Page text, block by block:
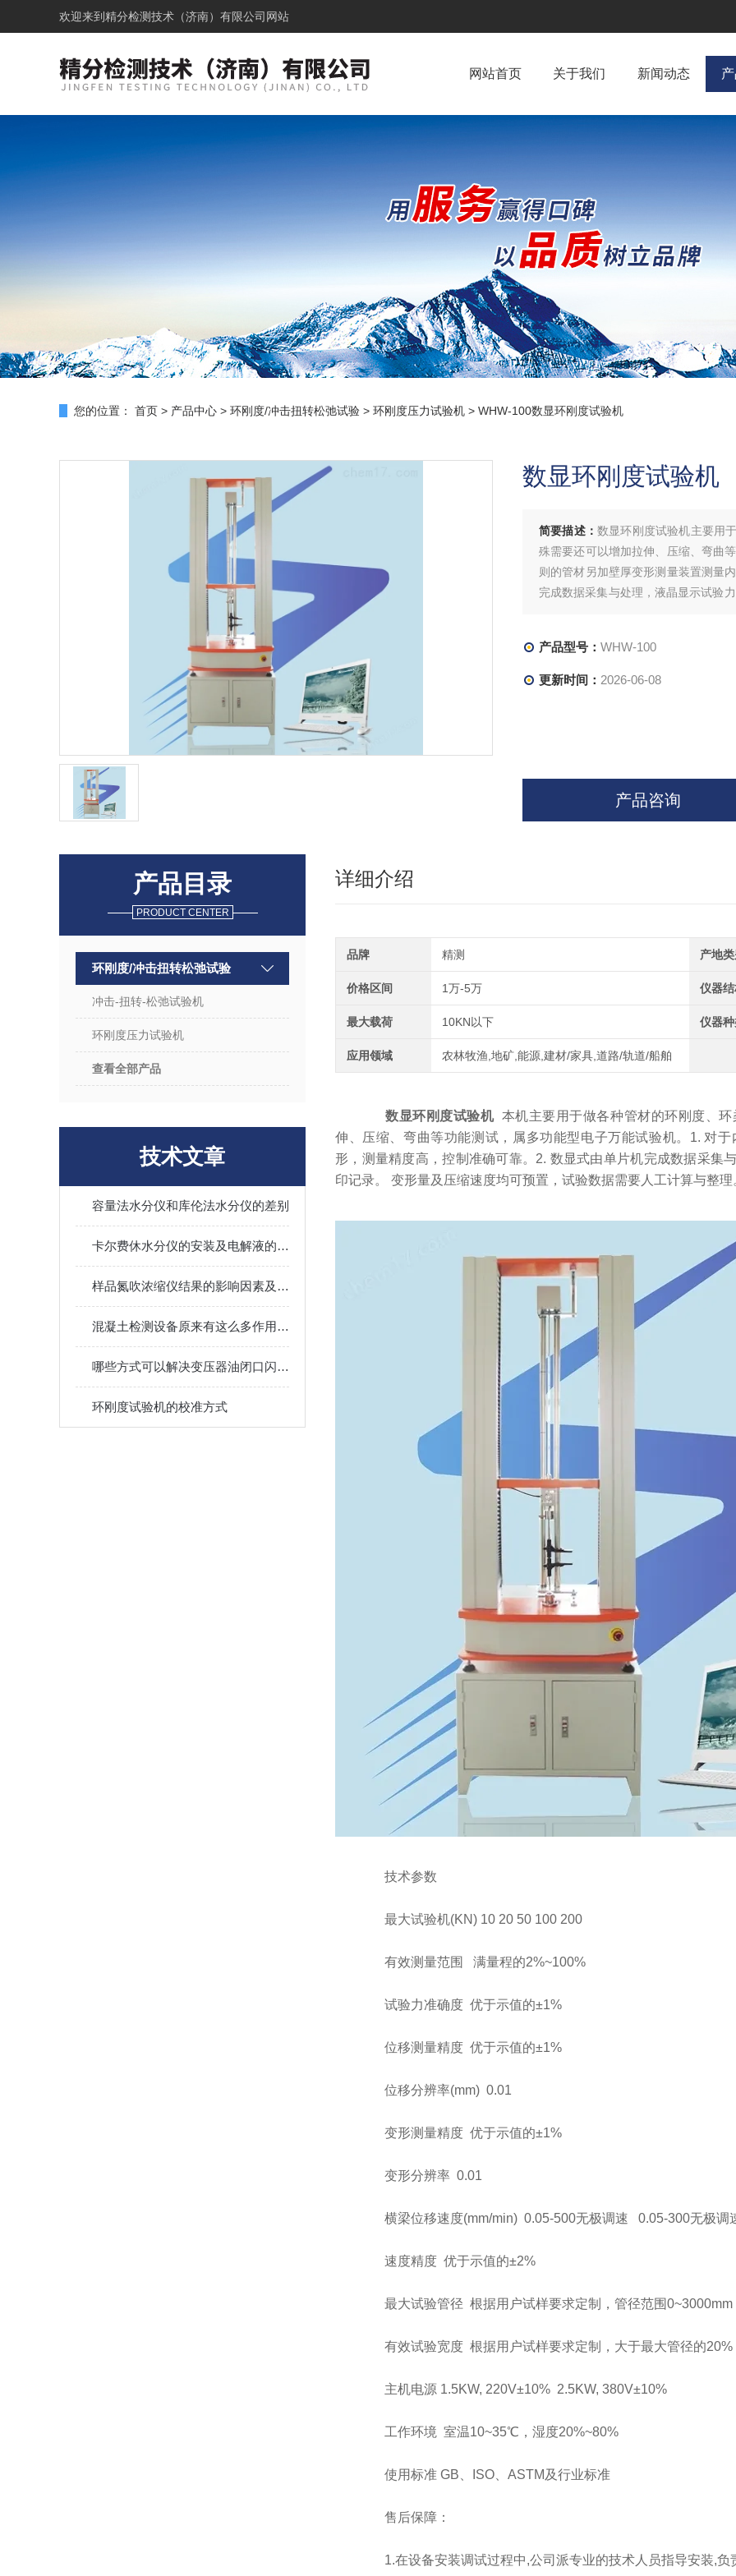
欢迎来到 精分检测技术（济南）有限公司网站
网站首页 关于我们 新闻动态
您的位置： 首页 > 产品中心 > 环刚度/冲击扭转松弛试验 > 环刚度压力试验机 > WHW-100数显环刚度试验机
数显环刚度试验机
简要描述： 数显环刚度试验机主要用
殊需要还可以增加拉伸、压缩、弯曲
则的管材另加壁厚变形测量装置测量
完成数据采集与处理，液晶显示试验
产品型号： WHW-100
更新时间： 2026-06-08
产品咨询
产品目录
PRODUCT CENTER
环刚度/冲击扭转松弛试验
冲击-扭转-松弛试验机
环刚度压力试验机
查看全部产品
技术文章
容量法水分仪和库伦法水分仪的差别
卡尔费休水分仪的安装及电解液的注意事项
样品氮吹浓缩仪结果的影响因素及其调控
混凝土检测设备原来有这么多作用值得我们选择
哪些方式可以解决变压器油闭口闪点测定仪的故障
环刚度试验机的校准方式
详细介绍
品牌 精测 产地
价格区间 1万-5万 仪器
最大载荷 10KN以下 仪器
应用领域 农林牧渔,地矿,能源,建材/家具,道路/轨道/船舶
数显环刚度试验机本机主要用于做各种管材的环刚度、
伸、压缩、弯曲等功能测试，属多功能型电子万能试验机。1. 对
形，测量精度高，控制准确可靠。2. 数显式由单片机完成数据采集
印记录。 变形量及压缩速度均可预置，试验数据需要人工计算与整理
技术参数
最大试验机(KN) 10 20 50 100 200
有效测量范围 满量程的2%~100%
试验力准确度 优于示值的±1%
位移测量精度 优于示值的±1%
位移分辨率(mm) 0.01
变形测量精度 优于示值的±1%
变形分辨率 0.01
横梁位移速度(mm/min) 0.05-500无极调速 0.05-300无极调
速度精度 优于示值的±2%
最大试验管径 根据用户试样要求定制，管径范围0~3000mm
有效试验宽度 根据用户试样要求定制，大于最大管径的20%
主机电源 1.5KW, 220V±10% 2.5KW, 380V±10%
工作环境 室温10~35℃，湿度20%~80%
使用标准 GB、ISO、ASTM及行业标准
售后保障：
1.在设备安装调试过程中,公司派专业的技术人员指导安装,负